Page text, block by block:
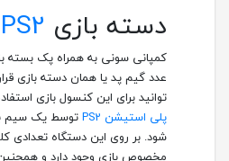
دسته بازی PS2
کمپانی سونی به همراه پک بسته
عدد گیم پد یا همان دسته بازی
توانید برای این کنسول بازی
پلی استیشن PS2
توسط یک سیم
شود. بر روی این دستگاه تعدادی
مخصوص بازی وجود دارد و